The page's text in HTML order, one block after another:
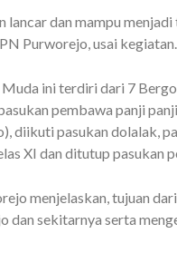
lancar dan mampu
Purworejo, usai kegiatan.
ini terdiri dari 7
pembawa panji
diikuti pasukan dolalak,
XI dan ditutup pasukan
menjelaskan, tujuan
sekitarnya serta